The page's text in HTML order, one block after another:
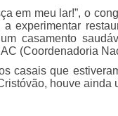
em meu lar!”, o
experimentar
casamento
(Coordenadoria
casais que
houve